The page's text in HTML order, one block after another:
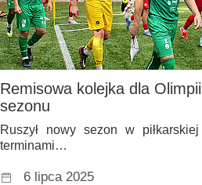
Remisowa kolejka dla
sezonu
Ruszył nowy sezon w
terminami…
6 lipca 2025